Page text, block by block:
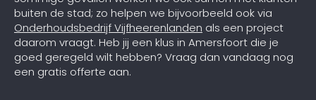
buiten de stad; zo helpen we bijvoorbeeld ook via
Onderhoudsbedrijf Vijfheerenlanden als een project
daarom vraagt. Heb jij een klus in Amersfoort die je
goed geregeld wilt hebben? Vraag dan vandaag nog
een gratis offerte aan.